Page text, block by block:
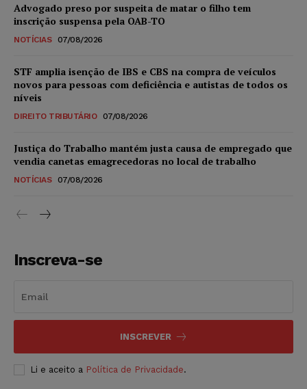
Advogado preso por suspeita de matar o filho tem
inscrição suspensa pela OAB-TO
NOTÍCIAS 07/08/2026
STF amplia isenção de IBS e CBS na compra de veículos
novos para pessoas com deficiência e autistas de todos os
níveis
DIREITO TRIBUTÁRIO 07/08/2026
Justiça do Trabalho mantém justa causa de empregado que
vendia canetas emagrecedoras no local de trabalho
NOTÍCIAS 07/08/2026
Inscreva-se
INSCREVER
Li e aceito a Política de Privacidade.